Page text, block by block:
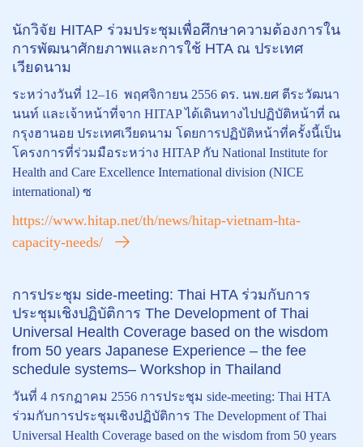
นักวิจัย HITAP ร่วมประชุมเพื่อศึกษาความต้องการใน
การพัฒนาศักยภาพและการใช้ HTA ณ ประเทศ
เวียดนาม
ระหว่างวันที่ 12–16 พฤศจิกายน 2556 ดร. นพ.ยศ ตีระวัฒนา
นนท์ และเจ้าหน้าที่จาก HITAP ได้เดินทางไปปฏิบัติหน้าที่ ณ
กรุงฮานอย ประเทศเวียดนาม โดยการปฏิบัติหน้าที่ครั้งนี้เป็น
โครงการที่ร่วมมือระหว่าง HITAP กับ National Institute for
Health and Care Excellence International division (NICE
international) ซ
https://www.hitap.net/th/news/hitap-vietnam-hta-
capacity-needs/
การประชุม side-meeting: Thai HTA ร่วมกับการ
ประชุมเชิงปฏิบัติการ The Development of Thai
Universal Health Coverage based on the wisdom
from 50 years Japanese Experience – the fee
schedule systems– Workshop in Thailand
วันที่ 4 กรกฏาคม 2556 การประชุม side-meeting: Thai HTA
ร่วมกับการประชุมเชิงปฏิบัติการ The Development of Thai
Universal Health Coverage based on the wisdom from 50 years